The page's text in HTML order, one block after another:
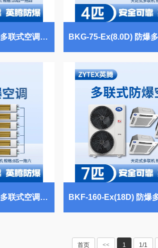
BKF-280-Ex(26D) 防爆多联式空调天花式一拖四 蓄电池室使用
BKF-280-Ex(22D) 防爆多联式空调风管式一拖六 维修站危化品库使用
首页 << 1 1/1